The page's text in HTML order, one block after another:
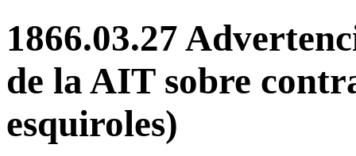
1866.03.27
de la AIT sobre
esquiroles)